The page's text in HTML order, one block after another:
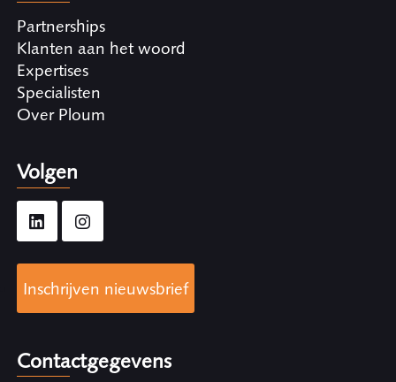
Partnerships
Klanten aan het woord
Expertises
Specialisten
Over Ploum
Volgen
Inschrijven nieuwsbrief
Contactgegevens